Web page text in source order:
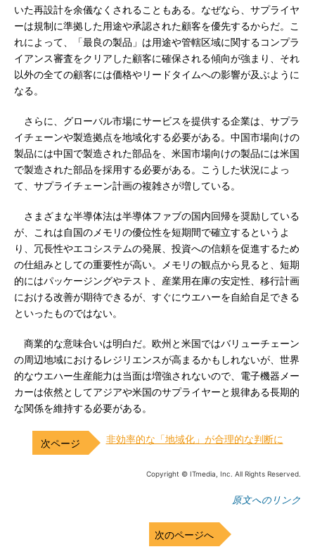
いた再設計を余儀なくされることもある。なぜなら、サプライヤ
ーは規制に準拠した用途や承認された顧客を優先するからだ。こ
れによって、「最良の製品」は用途や管轄区域に関するコンプラ
イアンス審査をクリアした顧客に確保される傾向が強まり、それ
以外の全ての顧客には価格やリードタイムへの影響が及ぶように
なる。
さらに、グローバル市場にサービスを提供する企業は、サプラ
イチェーンや製造拠点を地域化する必要がある。中国市場向けの
製品には中国で製造された部品を、米国市場向けの製品には米国
で製造された部品を採用する必要がある。こうした状況によっ
て、サプライチェーン計画の複雑さが増している。
さまざまな半導体法は半導体ファブの国内回帰を奨励している
が、これは自国のメモリの優位性を短期間で確立するというよ
り、冗長性やエコシステムの発展、投資への信頼を促進するため
の仕組みとしての重要性が高い。メモリの観点から見ると、短期
的にはパッケージングやテスト、産業用在庫の安定性、移行計画
における改善が期待できるが、すぐにウエハーを自給自足できる
といったものではない。
商業的な意味合いは明白だ。欧州と米国ではバリューチェーン
の周辺地域におけるレジリエンスが高まるかもしれないが、世界
的なウエハー生産能力は当面は増強されないので、電子機器メー
カーは依然としてアジアや米国のサプライヤーと規律ある長期的
な関係を維持する必要がある。
非効率的な「地域化」が合理的な判断に
Copyright © ITmedia, Inc. All Rights Reserved.
原文へのリンク
次のページへ